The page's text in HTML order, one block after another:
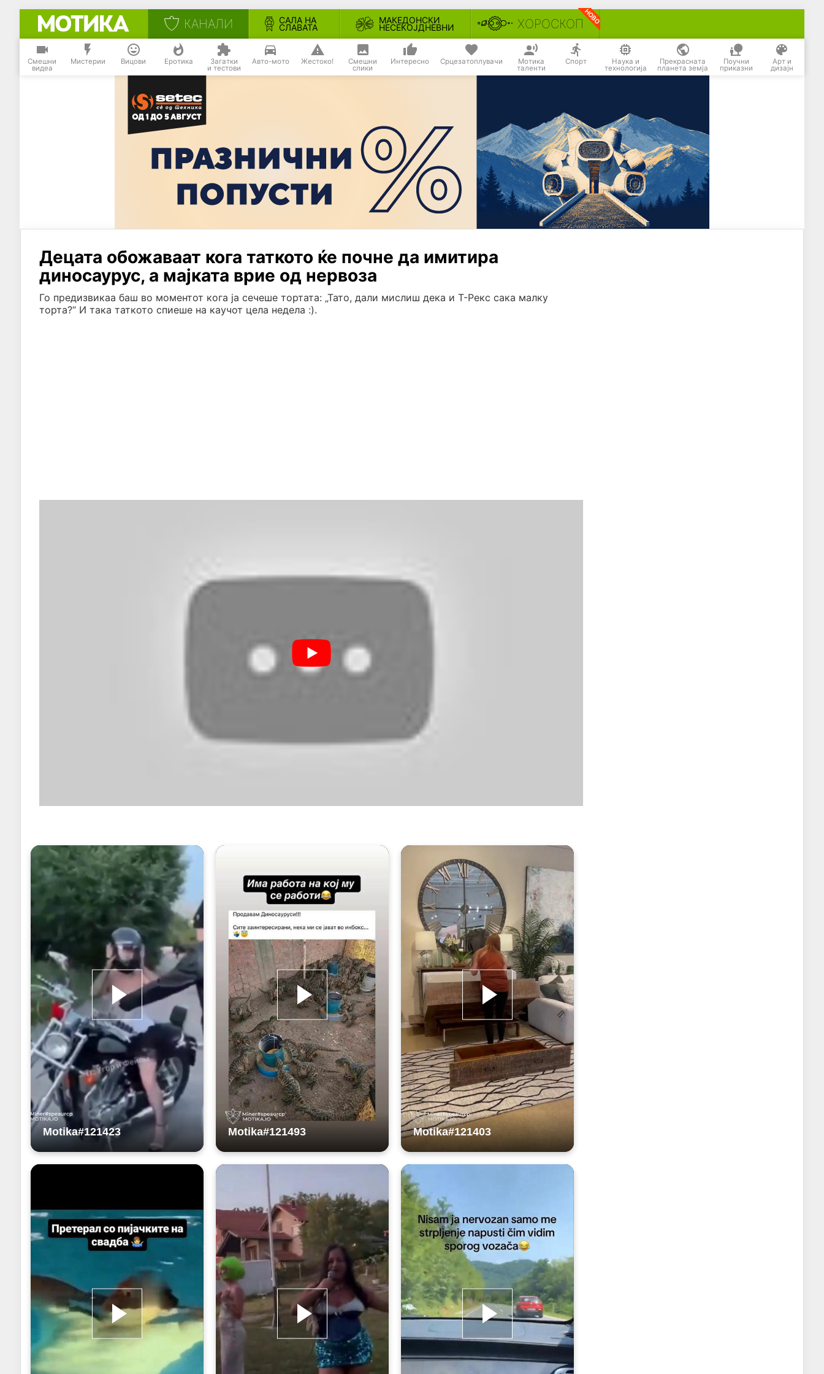
КАНАЛИ САЛА НА
СЛАВАТА
МАКЕДОНСКИ
НЕСЕКОЈДНЕВНИ ХОРОСКОП
Смешни
видеа
Мистерии Вицови Еротика Загатки
и тестови
Авто-мото Жестоко! Смешни
слики
Интересно Срцезатоплувачи Мотика
таленти
Спорт Наука и
технологија
Прекрасната
планета земја
Поучни
приказни
Арт и
дизајн
Децата обожаваат кога таткото ќе почне да имитира
диносаурус, а мајката врие од нервоза
Го предизвикаа баш во моментот кога ја сечеше тортата: „Тато, дали мислиш дека и Т-Рекс сака малку
торта?“ И така таткото спиеше на каучот цела недела :).